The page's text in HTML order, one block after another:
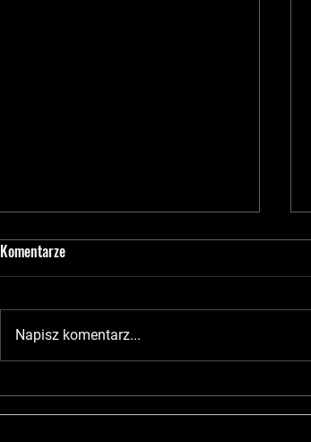
Mistrzostwa Świata w Tańcu
Sportowym WDSF - Serbia
Komentarze
Napisz komentarz...